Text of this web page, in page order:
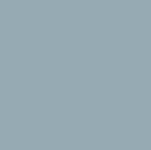
eskatzeko baimena